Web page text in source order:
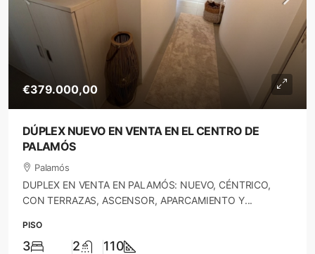
€379.000,00
DÚPLEX NUEVO EN VENTA EN EL CENTRO DE
PALAMÓS
Palamós
DUPLEX EN VENTA EN PALAMÓS: NUEVO, CÉNTRICO,
CON TERRAZAS, ASCENSOR, APARCAMIENTO Y...
PISO
3 2 110